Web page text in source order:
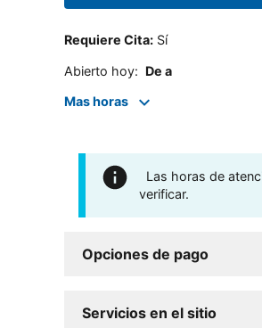
Requiere Cita: Sí
Abierto hoy: De a
Mas horas
Las horas de
verificar.
Opciones de pago
Servicios en el sitio